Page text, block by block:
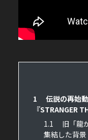
1
伝説の再始
『STRANGER
1.1
旧「龍
集結した背景